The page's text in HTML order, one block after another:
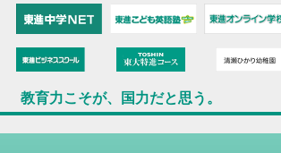
教育力こそが、国力だと思う。